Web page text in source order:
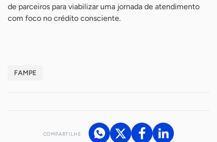
de parceiros para viabilizar uma jornada de atendimento
com foco no crédito consciente.
FAMPE
COMPARTILHE